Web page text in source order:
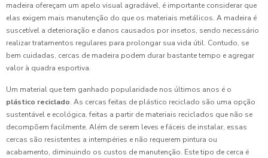
madeira ofereçam um apelo visual agradável, é importante considerar que
elas exigem mais manutenção do que os materiais metálicos. A madeira é
suscetível a deterioração e danos causados por insetos, sendo necessário
realizar tratamentos regulares para prolongar sua vida útil. Contudo, se
bem cuidadas, cercas de madeira podem durar bastante tempo e agregar
valor à quadra esportiva.
Um material que tem ganhado popularidade nos últimos anos é o
plástico reciclado. As cercas feitas de plástico reciclado são uma opção
sustentável e ecológica, feitas a partir de materiais reciclados que não se
decompõem facilmente. Além de serem leves e fáceis de instalar, essas
cercas são resistentes a intempéries e não requerem pintura ou
acabamento, diminuindo os custos de manutenção. Este tipo de cerca é